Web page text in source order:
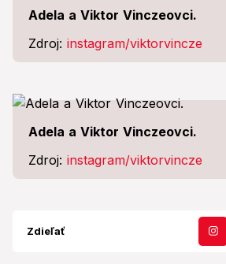
Adela a Viktor Vinczeovci.
Zdroj: instagram/viktorvincze
Adela a Viktor Vinczeovci.
Zdroj: instagram/viktorvincze
Zdieľať